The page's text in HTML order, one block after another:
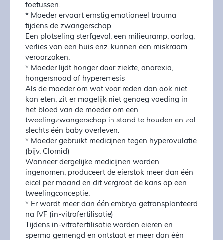
foetussen.
* Moeder ervaart ernstig emotioneel trauma
tijdens de zwangerschap
Een plotseling sterfgeval, een milieuramp, oorlog,
verlies van een huis enz. kunnen een miskraam
veroorzaken.
* Moeder lijdt honger door ziekte, anorexia,
hongersnood of hyperemesis
Als de moeder om wat voor reden dan ook niet
kan eten, zit er mogelijk niet genoeg voeding in
het bloed van de moeder om een
tweelingzwangerschap in stand te houden en zal
slechts één baby overleven.
* Moeder gebruikt medicijnen tegen hyperovulatie
(bijv. Clomid)
Wanneer dergelijke medicijnen worden
ingenomen, produceert de eierstok meer dan één
eicel per maand en dit vergroot de kans op een
tweelingconceptie.
* Er wordt meer dan één embryo getransplanteerd
na IVF (in-vitrofertilisatie)
Tijdens in-vitrofertilisatie worden eieren en
sperma gemengd en ontstaat er meer dan één